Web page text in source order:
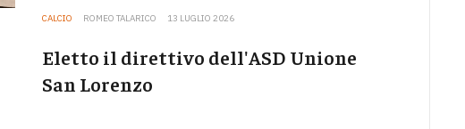
CALCIO ROMEO TALARICO 13 LUGLIO 2026
Eletto il direttivo dell'ASD Unione
San Lorenzo